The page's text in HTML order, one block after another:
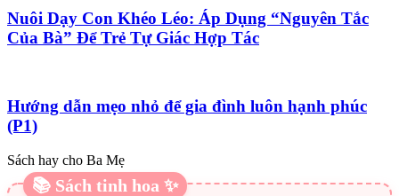
Nuôi Dạy Con Khéo Léo: Áp Dụng “Nguyên Tắc
Của Bà” Để Trẻ Tự Giác Hợp Tác
Hướng dẫn mẹo nhỏ để gia đình luôn hạnh phúc
(P1)
Sách hay cho Ba Mẹ
📚 Sách tinh hoa ✨